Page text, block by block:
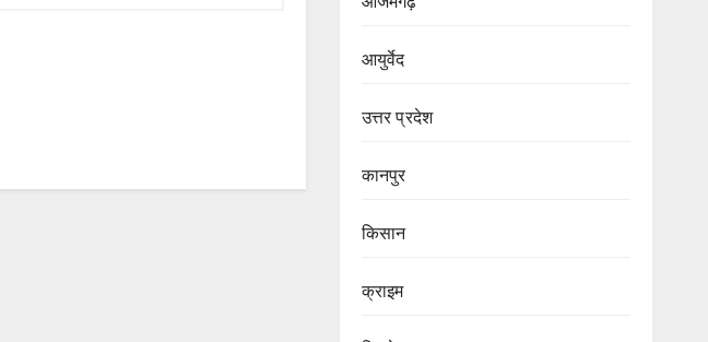
आयुर्वेद
उत्तर प्रदेश
कानपुर
किसान
क्राइम